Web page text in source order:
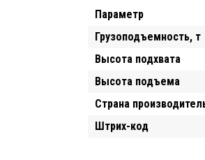
Параметр
Грузоподъемность, т
Высота подхвата
Высота подъема
Страна
Штрих-код